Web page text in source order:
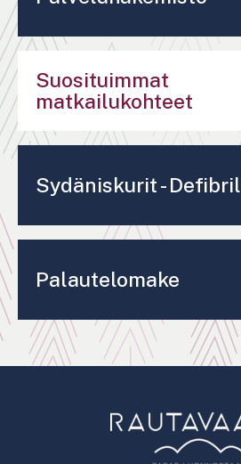
Suosituimmat
matkailukohteet
Sydäniskurit -
Palautelomake